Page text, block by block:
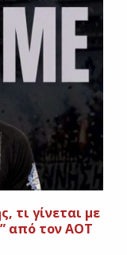
τι γίνεται με
από τον ΑΟΤ